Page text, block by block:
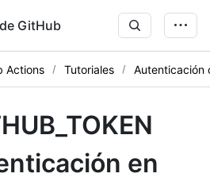
GitHub
Actions Tutoriales Autenticación
en